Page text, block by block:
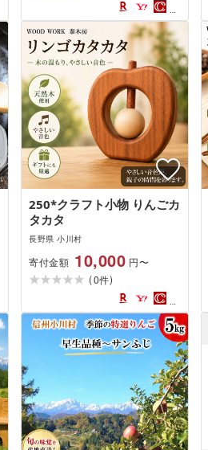
250*クラフト小物 りんごカ
タカタ
長野県 小川村
寄付金額 10,000 円〜
(0件)